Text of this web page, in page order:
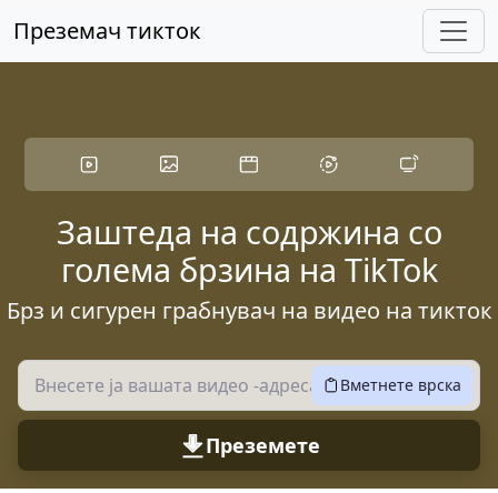
Преземач тикток
Заштеда на содржина со
голема брзина на TikTok
Брз и сигурен грабнувач на видео на тикток
Вметнете врска
Преземете